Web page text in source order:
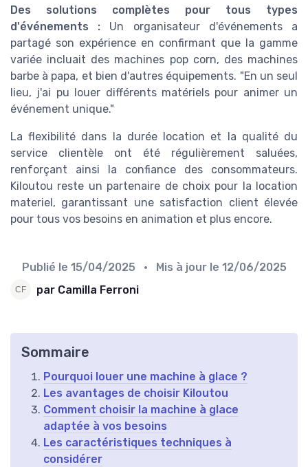
Des solutions complètes pour tous types
d'événements : Un organisateur d'événements a
partagé son expérience en confirmant que la gamme
variée incluait des machines pop corn, des machines
barbe à papa, et bien d'autres équipements. "En un seul
lieu, j'ai pu louer différents matériels pour animer un
événement unique."
La flexibilité dans la durée location et la qualité du
service clientèle ont été régulièrement saluées,
renforçant ainsi la confiance des consommateurs.
Kiloutou reste un partenaire de choix pour la location
materiel, garantissant une satisfaction client élevée
pour tous vos besoins en animation et plus encore.
Publié le 15/04/2025 • Mis à jour le 12/06/2025
par Camilla Ferroni
Sommaire
Pourquoi louer une machine à glace ?
Les avantages de choisir Kiloutou
Comment choisir la machine à glace
adaptée à vos besoins
Les caractéristiques techniques à
considérer